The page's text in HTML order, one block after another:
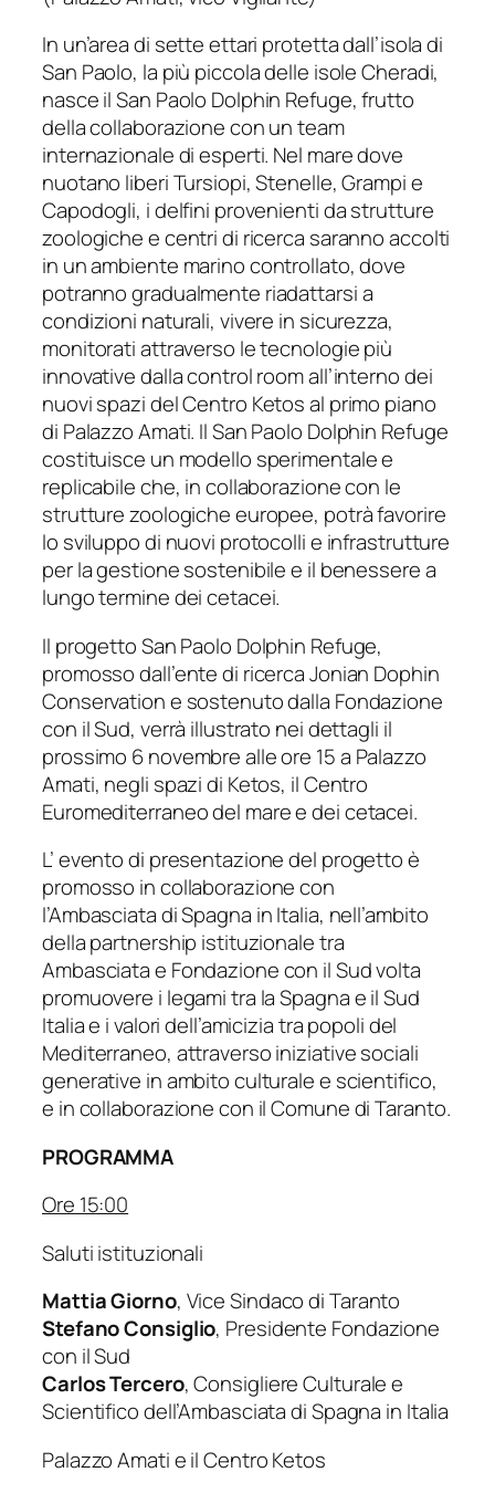
In un’area di sette ettari protetta dall’isola di
San Paolo, la più piccola delle isole Cheradi,
nasce il San Paolo Dolphin Refuge, frutto
della collaborazione con un team
internazionale di esperti. Nel mare dove
nuotano liberi Tursiopi, Stenelle, Grampi e
Capodogli, i delfini provenienti da strutture
zoologiche e centri di ricerca saranno accolti
in un ambiente marino controllato, dove
potranno gradualmente riadattarsi a
condizioni naturali, vivere in sicurezza,
monitorati attraverso le tecnologie più
innovative dalla control room all’interno dei
nuovi spazi del Centro Ketos al primo piano
di Palazzo Amati. Il San Paolo Dolphin Refuge
costituisce un modello sperimentale e
replicabile che, in collaborazione con le
strutture zoologiche europee, potrà favorire
lo sviluppo di nuovi protocolli e infrastrutture
per la gestione sostenibile e il benessere a
lungo termine dei cetacei.
Il progetto San Paolo Dolphin Refuge,
promosso dall’ente di ricerca Jonian Dophin
Conservation e sostenuto dalla Fondazione
con il Sud, verrà illustrato nei dettagli il
prossimo 6 novembre alle ore 15 a Palazzo
Amati, negli spazi di Ketos, il Centro
Euromediterraneo del mare e dei cetacei.
L’ evento di presentazione del progetto è
promosso in collaborazione con
l’Ambasciata di Spagna in Italia, nell’ambito
della partnership istituzionale tra
Ambasciata e Fondazione con il Sud volta
promuovere i legami tra la Spagna e il Sud
Italia e i valori dell’amicizia tra popoli del
Mediterraneo, attraverso iniziative sociali
generative in ambito culturale e scientifico,
e in collaborazione con il Comune di Taranto.
PROGRAMMA
Ore 15:00
Saluti istituzionali
Mattia Giorno, Vice Sindaco di Taranto
Stefano Consiglio, Presidente Fondazione
con il Sud
Carlos Tercero, Consigliere Culturale e
Scientifico dell’Ambasciata di Spagna in Italia
Palazzo Amati e il Centro Ketos